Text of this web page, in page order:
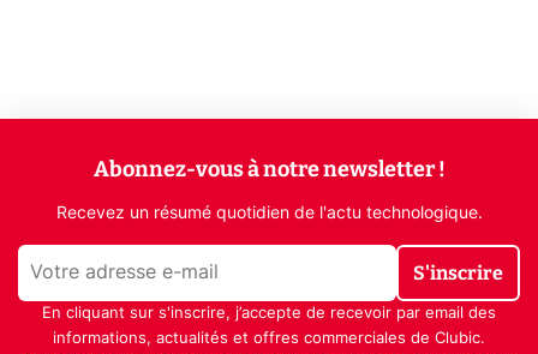
Abonnez-vous à notre newsletter !
Recevez un résumé quotidien de l'actu technologique.
S'inscrire
En cliquant sur s'inscrire, j’accepte de recevoir par email des
informations, actualités et offres commerciales de Clubic.